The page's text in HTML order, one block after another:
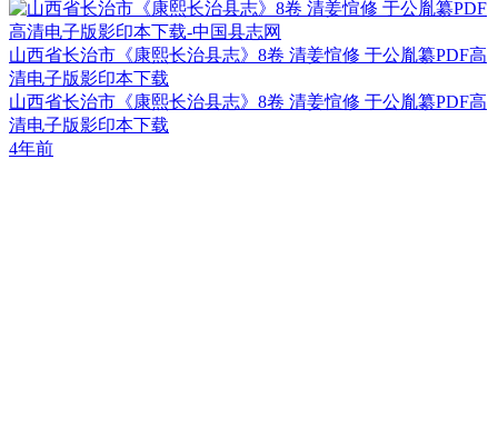
山西省长治市《康熙长治县志》8卷 清姜愃修 于公胤纂PDF高
清电子版影印本下载
山西省长治市《康熙长治县志》8卷 清姜愃修 于公胤纂PDF高
清电子版影印本下载
4年前